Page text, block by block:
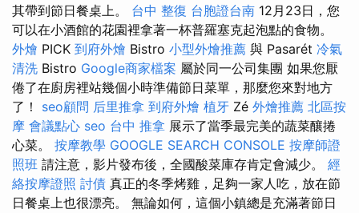
其帶到節日餐桌上。 台中 整復 台胞證台南 12月23日，您
可以在小酒館的花園裡拿著一杯普羅塞克起泡點的食物。
外燴 PICK 到府外燴 Bistro 小型外燴推薦 與 Pasarét 冷氣
清洗 Bistro Google商家檔案 屬於同一公司集團 如果您厭
倦了在廚房裡站幾個小時準備節日菜單，那麼您來對地方
了！ seo顧問 后里推拿 到府外燴 植牙 Zé 外燴推薦 北區按
摩 會議點心 seo 台中 推拿 展示了當季最完美的蔬菜釀捲
心菜。 按摩教學 GOOGLE SEARCH CONSOLE 按摩師證
照班 請注意，影片發布後，全國酸菜庫存肯定會減少。 經
絡按摩證照 討債 真正的冬季烤雞，足夠一家人吃，放在節
日餐桌上也很漂亮。 無論如何，這個小鎮總是充滿著節日